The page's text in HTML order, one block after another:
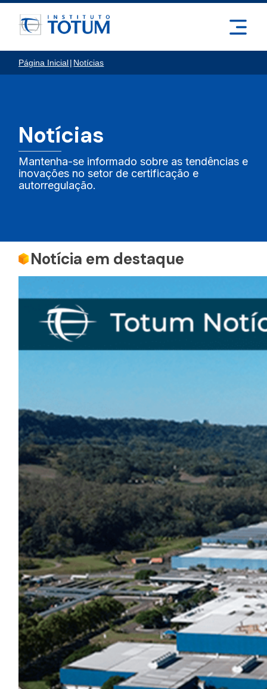
Página Inicial| Notícias
Notícias
Mantenha-se informado sobre as tendências e
inovações no setor de certificação e
autorregulação.
Notícia em destaque